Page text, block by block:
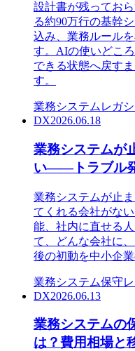
設計書が残ってお
る約90万行の基幹
込み、業務ルール
す。AIの使いどこ
できる状態へ戻す
す。
業務システム レガ
DX2026.06.18
業務システムが
い――トラブル
業務システムが止
てくれる会社がな
能、社内に直せる
て、どんな会社に
後の初動を中小企
業務システム保守
DX2026.06.13
業務システムの
は？費用相場と